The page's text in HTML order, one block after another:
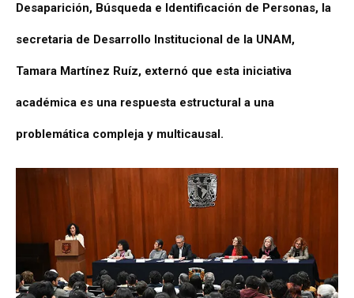
Desaparición, Búsqueda e Identificación de Personas, la
secretaria de Desarrollo Institucional de la UNAM,
Tamara Martínez Ruíz, externó que esta iniciativa
académica es una respuesta estructural a una
problemática compleja y multicausal.